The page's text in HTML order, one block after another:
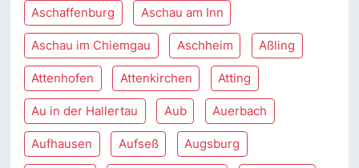
Aschaffenburg Aschau am Inn
Aschau im Chiemgau Aschheim Aßling
Attenhofen Attenkirchen Atting
Au in der Hallertau Aub Auerbach
Aufhausen Aufseß Augsburg